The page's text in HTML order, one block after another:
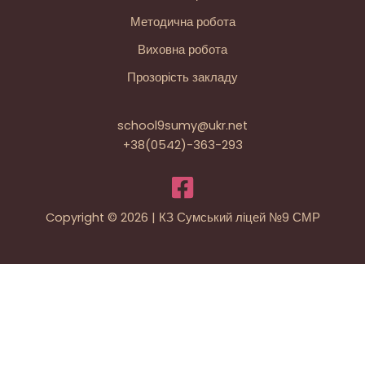
Методична робота
Виховна робота
Прозорість закладу
school9sumy@ukr.net
+38(0542)-363-293
Copyright © 2026 | КЗ Сумський ліцей №9 СМР